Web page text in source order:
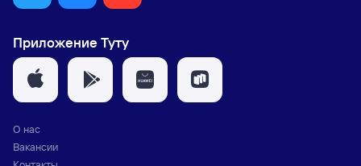
Приложение Туту
О нас
Вакансии